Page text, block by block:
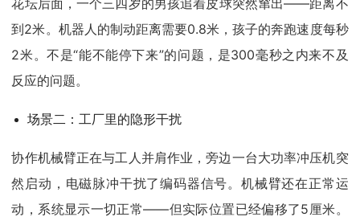
花坛后面，一个三四岁的男孩追着皮球突然窜出——距离不
到2米。机器人的制动距离需要0.8米，孩子的奔跑速度每秒
2米。不是“能不能停下来”的问题，是300毫秒之内来不及
反应的问题。
场景二：工厂里的隐形干扰
协作机械臂正在与工人并肩作业，旁边一台大功率冲压机突
然启动，电磁脉冲干扰了编码器信号。机械臂还在正常运
动，系统显示一切正常——但实际位置已经偏移了5厘米。